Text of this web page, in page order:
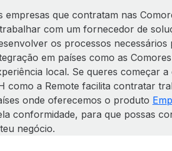
empresas que contratam nas
com um fornecedor de
os processos
em países como as
local. Se queres começar
como a Remote facilita contratar
onde oferecemos o produto
conformidade, para que possas
negócio.